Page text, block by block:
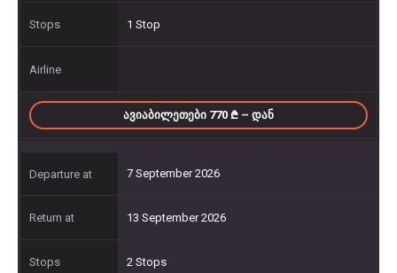
1 Stop
ᲐᲕᲘᲐᲑᲘᲚᲔᲗᲔᲑᲘ 770 – ᲓᲐᲜ
7 September 2026
13 September 2026
2 Stops